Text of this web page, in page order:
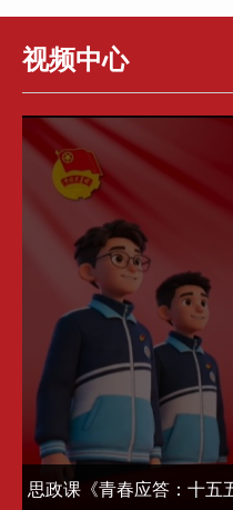
视频中心
思政课《青春应答：十五
春风砺志学雷锋
川水利水电技师
实践志愿服务热潮
2026-04-02